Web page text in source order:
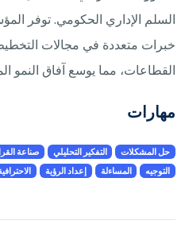
السلم الإداري الحكومي. توفر
خبرات متعددة في مجالات
القطاعات، مما يوسع آفاق النمو
مهارات
حل المشكلات التفكير التحليلي صناعة
التوجيه
المساءلة إعداد الرؤية